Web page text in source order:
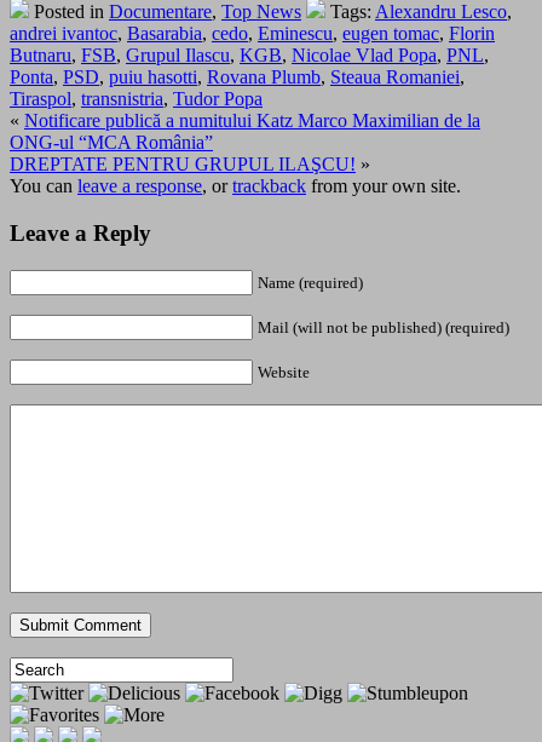
Posted in Documentare, Top News Tags: Alexandru Lesco,
andrei ivantoc, Basarabia, cedo, Eminescu, eugen tomac, Florin
Butnaru, FSB, Grupul Ilascu, KGB, Nicolae Vlad Popa, PNL,
Ponta, PSD, puiu hasotti, Rovana Plumb, Steaua Romaniei,
Tiraspol, transnistria, Tudor Popa
« Notificare publică a numitului Katz Marco Maximilian de la
ONG-ul “MCA România”
DREPTATE PENTRU GRUPUL ILAŞCU! »
You can leave a response, ortrackback from your own site.
Leave a Reply
Name (required)
Mail (will not be published) (required)
Website